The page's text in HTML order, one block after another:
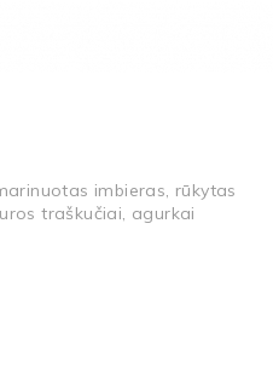
imbieras, rūkytas
traškučiai, agurkai